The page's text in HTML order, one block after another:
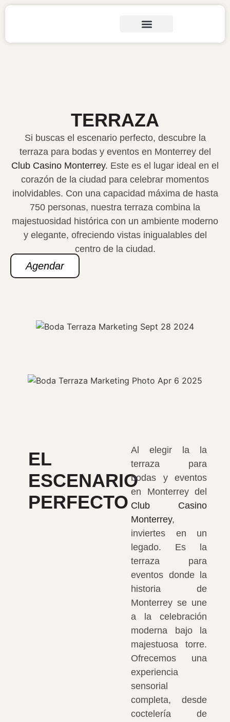
TERRAZA
Si buscas el escenario perfecto, descubre la
terraza para bodas y eventos en Monterrey del
Club Casino Monterrey. Este es el lugar ideal en el
corazón de la ciudad para celebrar momentos
inolvidables. Con una capacidad máxima de hasta
750 personas, nuestra terraza combina la
majestuosidad histórica con un ambiente moderno
y elegante, ofreciendo vistas inigualables del
centro de la ciudad.
Agendar
EL
ESCENARIO
PERFECTO
Al elegir la la
terraza para
bodas y eventos
en Monterrey del
Club Casino
Monterrey,
inviertes en un
legado. Es la
terraza para
eventos donde la
historia de
Monterrey se une
a la celebración
moderna bajo la
majestuosa torre.
Ofrecemos una
experiencia
sensorial
completa, desde
coctelería de